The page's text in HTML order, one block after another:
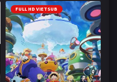
FULL HD VIETSUB